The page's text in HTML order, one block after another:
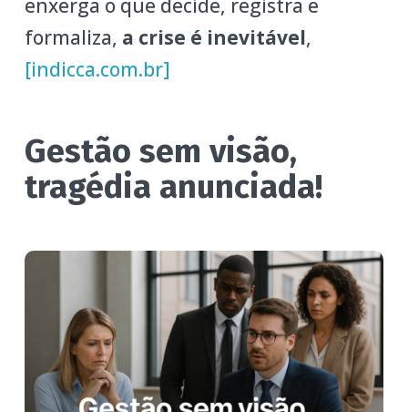
enxerga o que decide, registra e
formaliza, a crise é inevitável,
[indicca.com.br]
Gestão sem visão,
tragédia anunciada!